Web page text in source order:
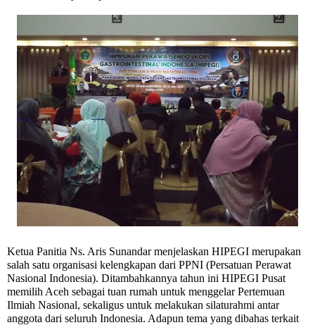
Ketua Panitia Ns. Aris Sunandar menjelaskan HIPEGI merupakan
salah satu organisasi kelengkapan dari PPNI (Persatuan Perawat
Nasional Indonesia). Ditambahkannya tahun ini HIPEGI Pusat
memilih Aceh sebagai tuan rumah untuk menggelar Pertemuan
Ilmiah Nasional, sekaligus untuk melakukan silaturahmi antar
anggota dari seluruh Indonesia. Adapun tema yang dibahas terkait